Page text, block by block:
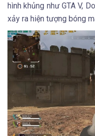
hình khủng như GTA V,
xảy ra hiện tượng bóng